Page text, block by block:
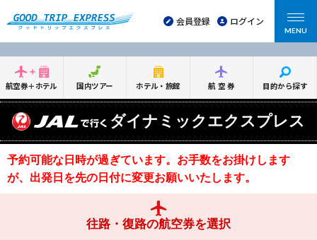
会員登録 ログイン
MENU
航空券＋ホテル 国内ツアー ホテル・旅館 航空券 目的から探す
ダイナミックエクスプレス
予約可能な日時が過ぎています。お手数をお掛けします
が、出発日を先の日付に変更お願いいたします。
往路・復路の航空券を選択